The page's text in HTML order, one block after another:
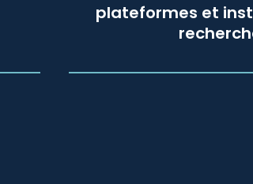
plateformes et